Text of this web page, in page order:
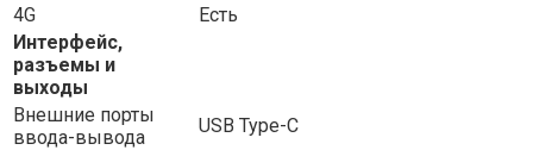
4G
Есть
Интерфейс,
разъемы и
выходы
Внешние порты
ввода-вывода
USB Type-C